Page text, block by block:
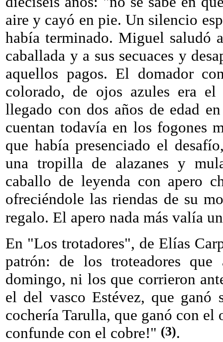
aire y cayó en pie. Un silencio
había terminado. Miguel saludó
caballada y a sus secuaces y
aquellos pagos. El domador
colorado, de ojos azules era
llegado con dos años de edad
cuentan todavía en los fogones
que había presenciado el
una tropilla de alazanes y
caballo de leyenda con apero
ofreciéndole las riendas de su
regalo. El apero nada más valía
En "Los trotadores", de Elías
patrón: de los troteadores
domingo, ni los que corrieron
el del vasco Estévez, que
cochería Tarulla, que ganó con el
confunde con el cobre!" (3).